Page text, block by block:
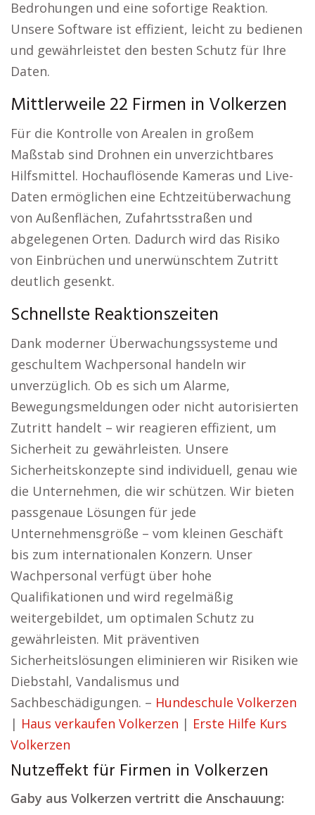
Bedrohungen und eine sofortige Reaktion.
Unsere Software ist effizient, leicht zu bedienen
und gewährleistet den besten Schutz für Ihre
Daten.
Mittlerweile 22 Firmen in Volkerzen
Für die Kontrolle von Arealen in großem
Maßstab sind Drohnen ein unverzichtbares
Hilfsmittel. Hochauflösende Kameras und Live-
Daten ermöglichen eine Echtzeitüberwachung
von Außenflächen, Zufahrtsstraßen und
abgelegenen Orten. Dadurch wird das Risiko
von Einbrüchen und unerwünschtem Zutritt
deutlich gesenkt.
Schnellste Reaktionszeiten
Dank moderner Überwachungssysteme und
geschultem Wachpersonal handeln wir
unverzüglich. Ob es sich um Alarme,
Bewegungsmeldungen oder nicht autorisierten
Zutritt handelt – wir reagieren effizient, um
Sicherheit zu gewährleisten. Unsere
Sicherheitskonzepte sind individuell, genau wie
die Unternehmen, die wir schützen. Wir bieten
passgenaue Lösungen für jede
Unternehmensgröße – vom kleinen Geschäft
bis zum internationalen Konzern. Unser
Wachpersonal verfügt über hohe
Qualifikationen und wird regelmäßig
weitergebildet, um optimalen Schutz zu
gewährleisten. Mit präventiven
Sicherheitslösungen eliminieren wir Risiken wie
Diebstahl, Vandalismus und
Sachbeschädigungen. – Hundeschule Volkerzen
| Haus verkaufen Volkerzen | Erste Hilfe Kurs
Volkerzen
Nutzeffekt für Firmen in Volkerzen
Gaby aus Volkerzen vertritt die Anschauung: